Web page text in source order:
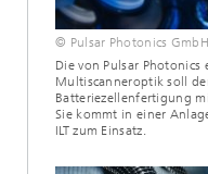
© Pulsar Photonics
Die von Pulsar
Multiscanneroptik soll
Batteriezellenfertigung
Sie kommt in einer
ILT zum Einsatz.